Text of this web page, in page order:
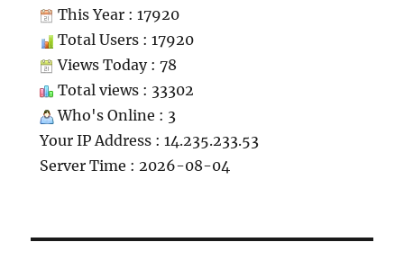
This Year : 17920
Total Users : 17920
Views Today : 78
Total views : 33302
Who's Online : 3
Your IP Address : 14.235.233.53
Server Time : 2026-08-04